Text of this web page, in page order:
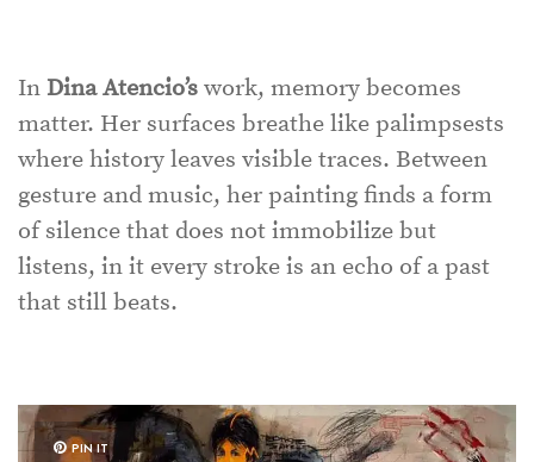
In Dina Atencio’s work, memory becomes
matter. Her surfaces breathe like palimpsests
where history leaves visible traces. Between
gesture and music, her painting finds a form
of silence that does not immobilize but
listens, in it every stroke is an echo of a past
that still beats.
PIN IT